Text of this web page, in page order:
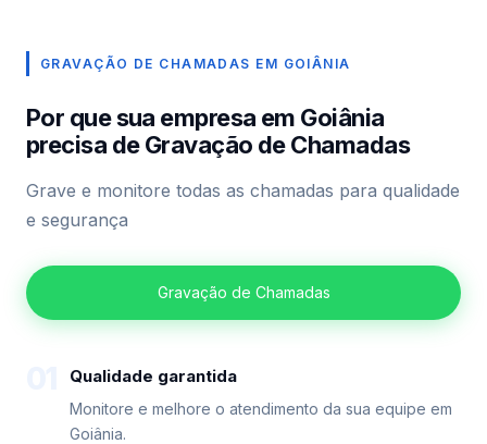
GRAVAÇÃO DE CHAMADAS EM GOIÂNIA
Por que sua empresa em Goiânia
precisa de Gravação de Chamadas
Grave e monitore todas as chamadas para qualidade
e segurança
Gravação de Chamadas
Qualidade garantida
Monitore e melhore o atendimento da sua equipe em
Goiânia.